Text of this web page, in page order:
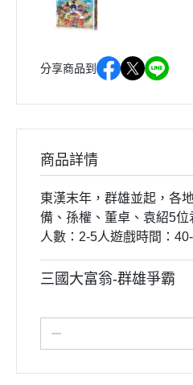
分享商品到
商品詳情
東漢末年，群雄並起，各
備、孫權、董卓、袁紹5
人數：2-5人遊戲時間：
三國大富翁-群雄爭霸